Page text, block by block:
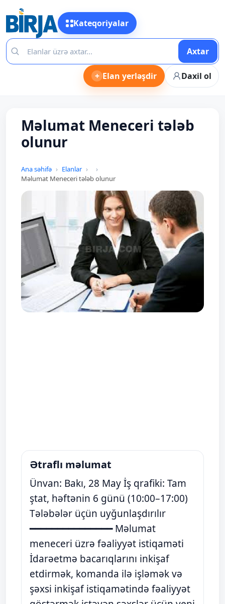
Kateqoriyalar
Axtar
+ Elan yerləşdir Daxil ol
Məlumat Meneceri tələb
olunur
Ana səhifə
Elanlar
Məlumat Meneceri tələb olunur
Ətraflı məlumat
Ünvan: Bakı, 28 May İş qrafiki: Tam
ştat, həftənin 6 günü (10:00–17:00)
Tələbələr üçün uyğunlaşdırılır
━━━━━━━━━━━━━━━ Məlumat
meneceri üzrə fəaliyyət istiqaməti
İdarəetmə bacarıqlarını inkişaf
etdirmək, komanda ilə işləmək və
şəxsi inkişaf istiqamətində fəaliyyət